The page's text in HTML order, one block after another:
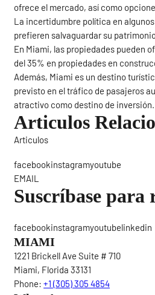
ofrece el mercado, así como
La incertidumbre política en
prefieren salvaguardar su
En Miami, las propiedades pueden
del 35% en propiedades en
Además, Miami es un destino
previsto en el tráfico de pasajeros
atractivo como destino de inversión.
Articulos
Articulos
facebookinstagramyoutube
EMAIL
Suscríbase para
facebookinstagramyoutubelinkedin
MIAMI
1221 Brickell Ave Suite # 710
Miami, Florida 33131
Phone: +1 (305) 305 4854